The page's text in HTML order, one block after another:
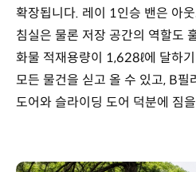
확장됩니다. 레이 1인승 밴은 아
침실은 물론 저장 공간의 역할도
화물 적재용량이 1,628ℓ에 달하
모든 물건을 싣고 올 수 있고, B필
도어와 슬라이딩 도어 덕분에 짐